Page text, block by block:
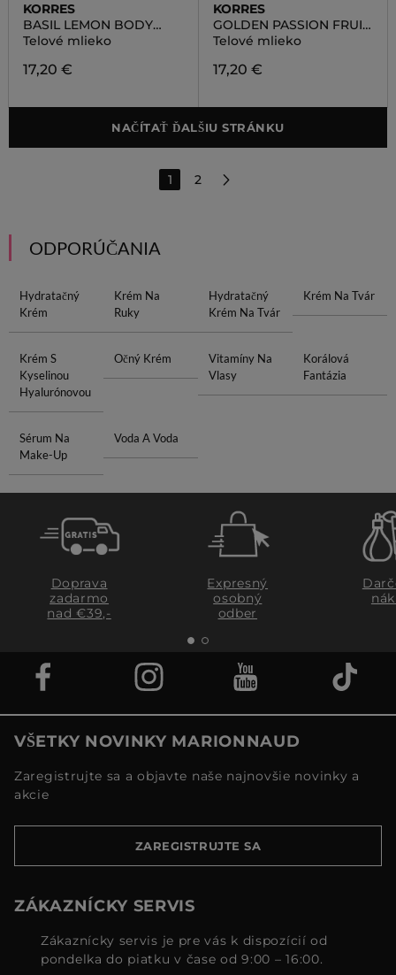
KORRES
BASIL LEMON BODY
MILK
Telové mlieko
17,20 €
KORRES
GOLDEN PASSION FRUIT
BODY MILK
Telové mlieko
17,20 €
NAČÍTAŤ ĎALŠIU STRÁNKU
1 2
ODPORÚČANIA
Hydratačný
Krém
Krém Na
Ruky
Hydratačný
Krém Na Tvár
Krém Na Tvár
Krém S
Kyselinou
Hyalurónovou
Očný Krém
Vitamíny Na
Vlasy
Korálová
Fantázia
Sérum Na
Make-Up
Voda A Voda
Doprava
zadarmo
nad €39,-
Expresný
osobný
odber
VŠETKY NOVINKY MARIONNAUD
Zaregistrujte sa a objavte naše najnovšie novinky a
akcie
ZAREGISTRUJTE SA
ZÁKAZNÍCKY SERVIS
Zákaznícky servis je pre vás k dispozícií od
pondelka do piatku v čase od 9:00 – 16:00.